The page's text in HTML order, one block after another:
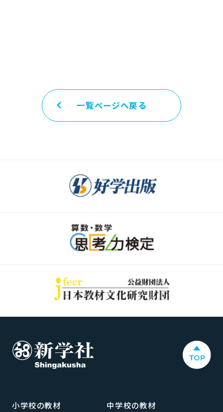
一覧ページへ戻る
小学校の教材
中学校の教材